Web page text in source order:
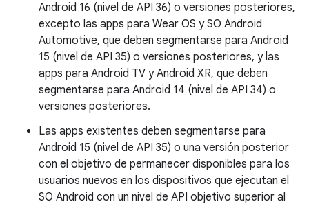
Android 16 (nivel de API 36) o versiones posteriores,
excepto las apps para Wear OS y SO Android
Automotive, que deben segmentarse para Android
15 (nivel de API 35) o versiones posteriores, y las
apps para Android TV y Android XR, que deben
segmentarse para Android 14 (nivel de API 34) o
versiones posteriores.
Las apps existentes deben segmentarse para
Android 15 (nivel de API 35) o una versión posterior
con el objetivo de permanecer disponibles para los
usuarios nuevos en los dispositivos que ejecutan el
SO Android con un nivel de API objetivo superior al